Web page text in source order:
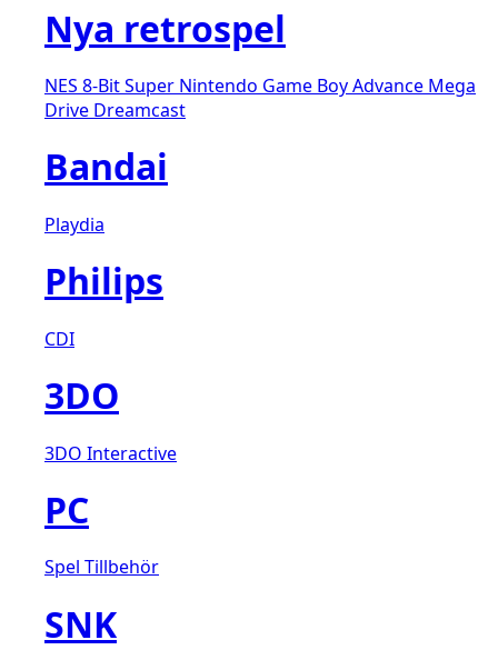
Nya retrospel
NES 8-BitSuper Nintendo Game Boy Advance Mega
Drive Dreamcast
Bandai
Playdia
Philips
CDI
3DO
3DO Interactive
PC
Spel Tillbehör
SNK